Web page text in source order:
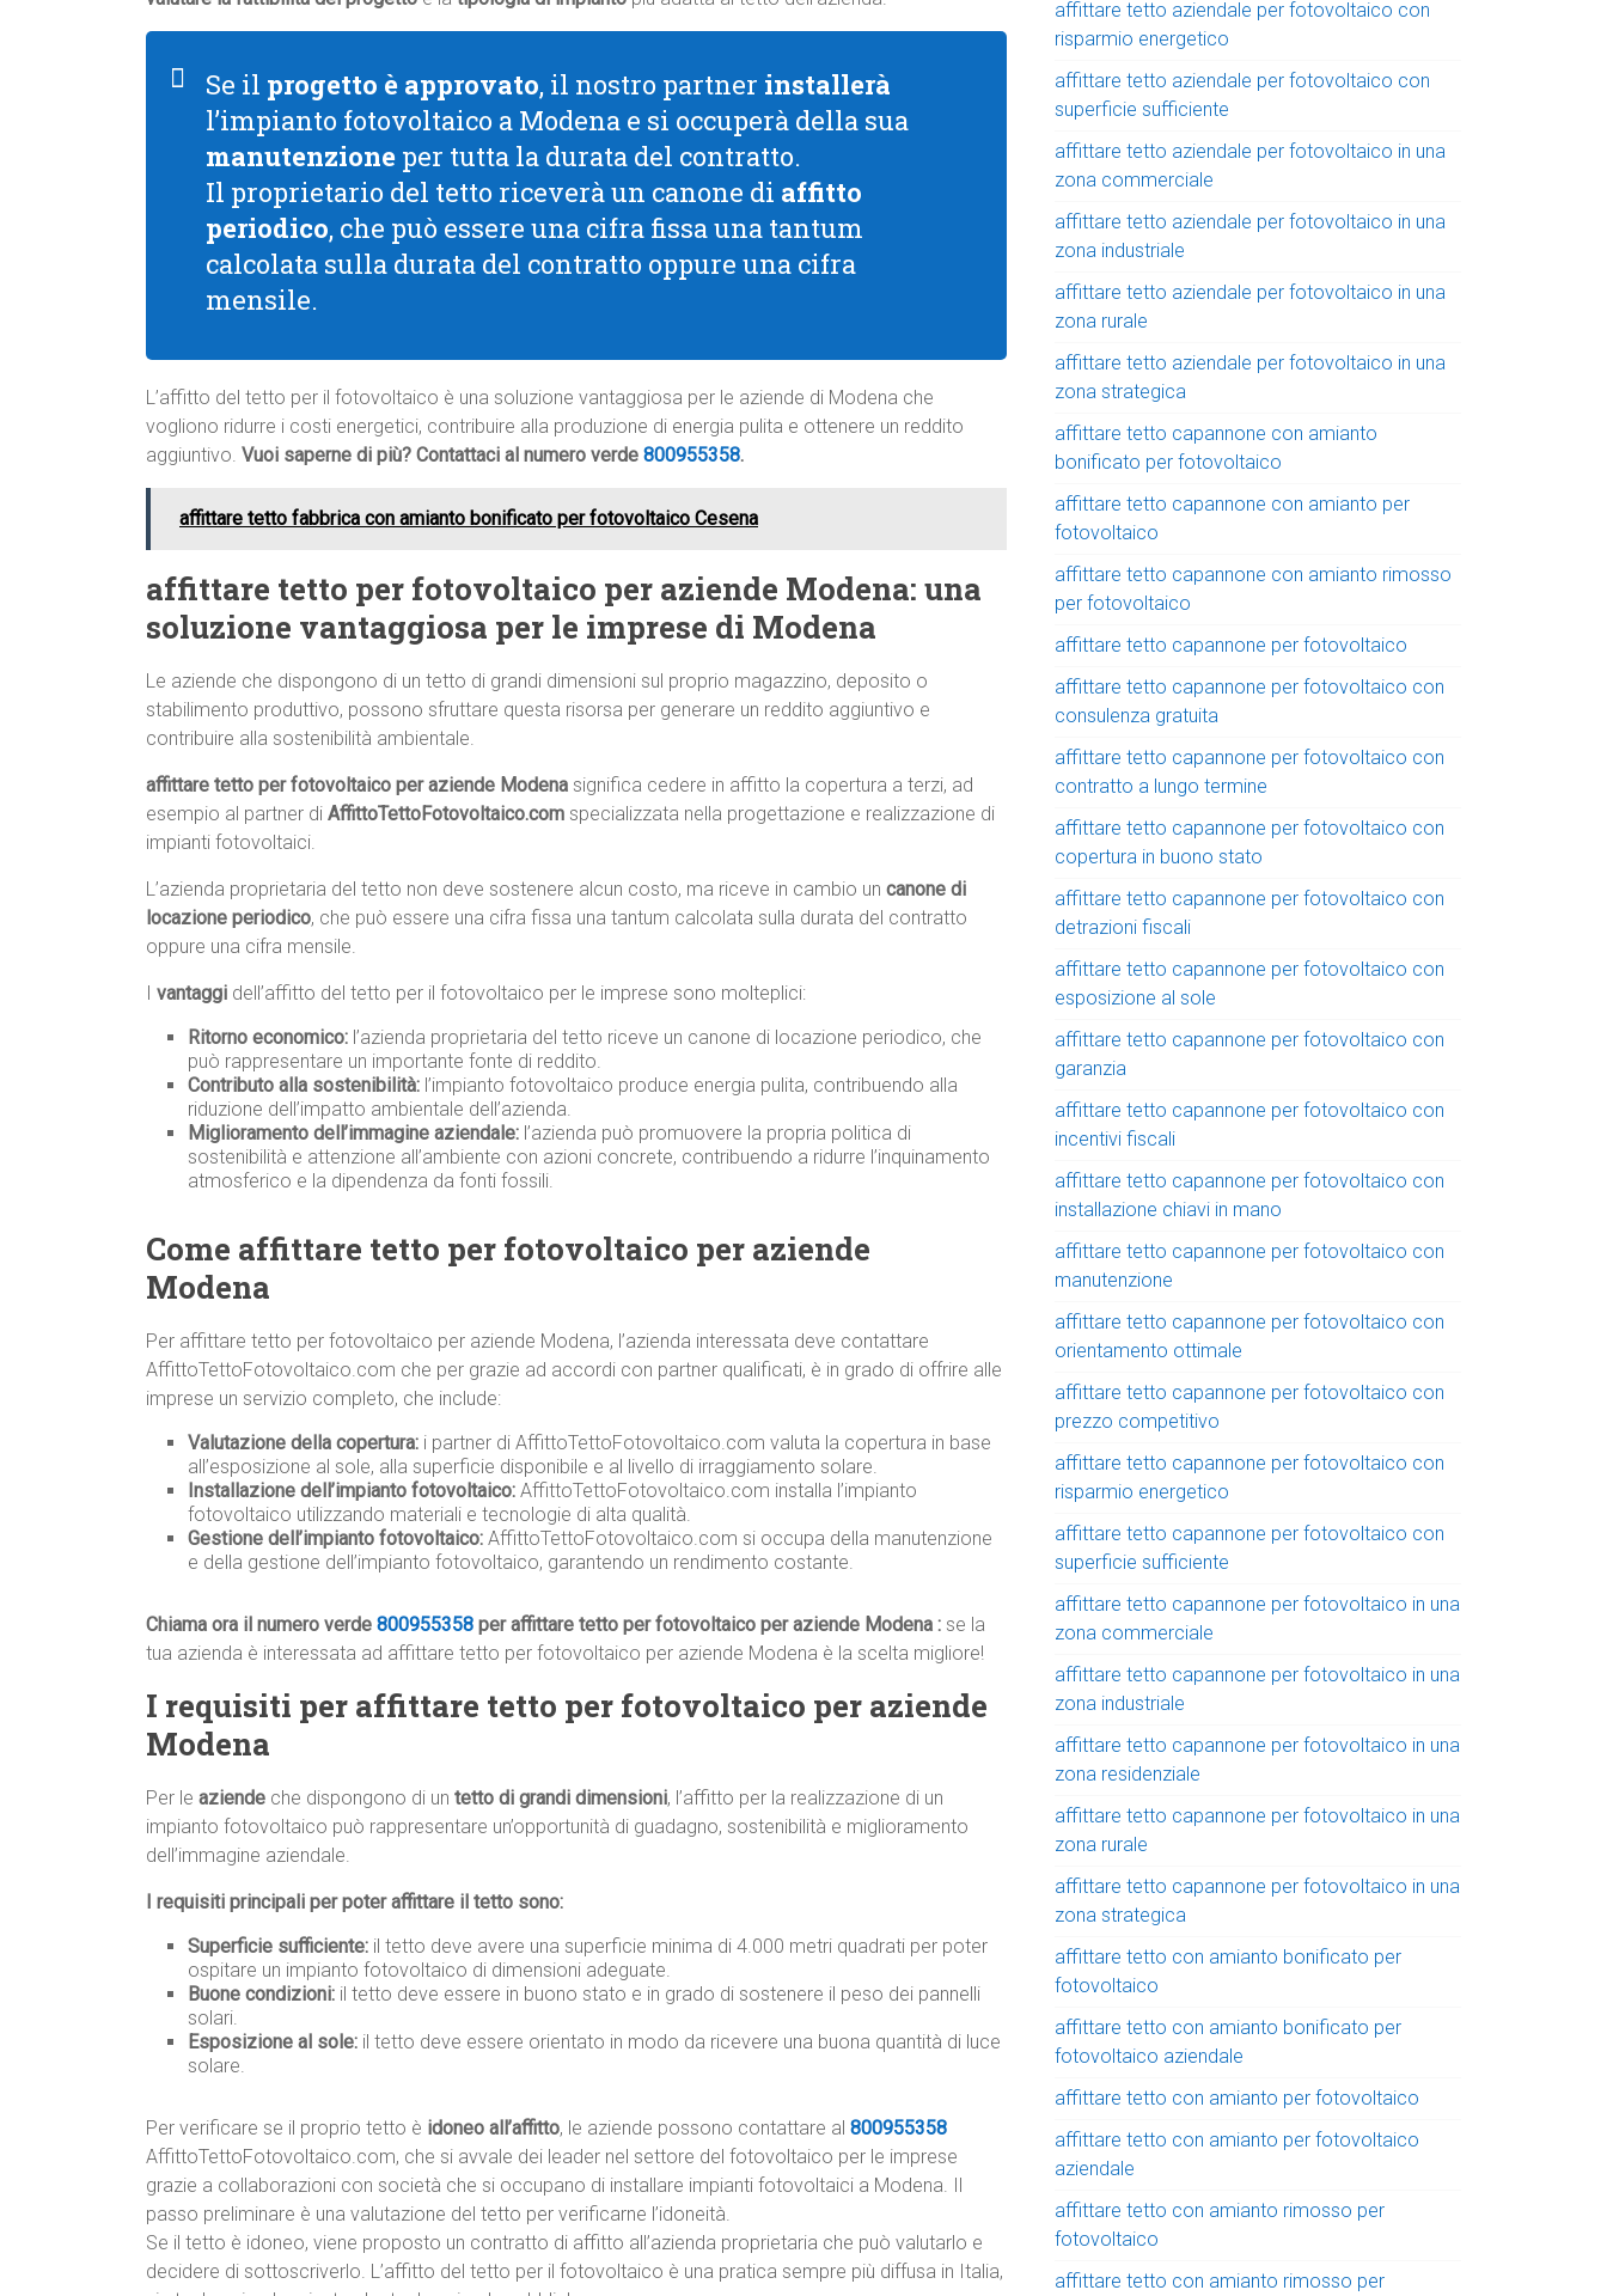
Se il progetto è approvato, il nostro partner installerà
l’impianto fotovoltaico a Modena e si occuperà della sua
manutenzione per tutta la durata del contratto.
Il proprietario del tetto riceverà un canone di affitto
periodico, che può essere una cifra fissa una tantum
calcolata sulla durata del contratto oppure una cifra
mensile.
L’affitto del tetto per il fotovoltaico è una soluzione vantaggiosa per le aziende di Modena che
vogliono ridurre i costi energetici, contribuire alla produzione di energia pulita e ottenere un reddito
aggiuntivo. Vuoi saperne di più? Contattaci al numero verde 800955358.
affittare tetto fabbrica con amianto bonificato per fotovoltaico Cesena
affittare tetto per fotovoltaico per aziende Modena: una
soluzione vantaggiosa per le imprese di Modena
Le aziende che dispongono di un tetto di grandi dimensioni sul proprio magazzino, deposito o
stabilimento produttivo, possono sfruttare questa risorsa per generare un reddito aggiuntivo e
contribuire alla sostenibilità ambientale.
affittare tetto per fotovoltaico per aziende Modena significa cedere in affitto la copertura a terzi, ad
esempio al partner di AffittoTettoFotovoltaico.com specializzata nella progettazione e realizzazione di
impianti fotovoltaici.
L’azienda proprietaria del tetto non deve sostenere alcun costo, ma riceve in cambio un canone di
locazione periodico, che può essere una cifra fissa una tantum calcolata sulla durata del contratto
oppure una cifra mensile.
vantaggi dell’affitto del tetto per il fotovoltaico per le imprese sono molteplici:
Ritorno economico: l’azienda proprietaria del tetto riceve un canone di locazione periodico, che
può rappresentare un importante fonte di reddito.
Contributo alla sostenibilità: l’impianto fotovoltaico produce energia pulita, contribuendo alla
riduzione dell’impatto ambientale dell’azienda.
Miglioramento dell’immagine aziendale: l’azienda può promuovere la propria politica di
sostenibilità e attenzione all’ambiente con azioni concrete, contribuendo a ridurre l’inquinamento
atmosferico e la dipendenza da fonti fossili.
Come affittare tetto per fotovoltaico per aziende
Modena
Per affittare tetto per fotovoltaico per aziende Modena, l’azienda interessata deve contattare
AffittoTettoFotovoltaico.com che per grazie ad accordi con partner qualificati, è in grado di offrire alle
imprese un servizio completo, che include:
Valutazione della copertura: i partner di AffittoTettoFotovoltaico.com valuta la copertura in base
all’esposizione al sole, alla superficie disponibile e al livello di irraggiamento solare.
Installazione dell’impianto fotovoltaico: AffittoTettoFotovoltaico.com installa l’impianto
fotovoltaico utilizzando materiali e tecnologie di alta qualità.
Gestione dell’impianto fotovoltaico: AffittoTettoFotovoltaico.com si occupa della manutenzione
e della gestione dell’impianto fotovoltaico, garantendo un rendimento costante.
Chiama ora il numero verde 800955358 per affittare tetto per fotovoltaico per aziende Modena : se la
tua azienda è interessata ad affittare tetto per fotovoltaico per aziende Modena è la scelta migliore!
I requisiti per affittare tetto per fotovoltaico per aziende
Modena
Per le aziende che dispongono di un tetto di grandi dimensioni, l’affitto per la realizzazione di un
impianto fotovoltaico può rappresentare un’opportunità di guadagno, sostenibilità e miglioramento
dell’immagine aziendale.
I requisiti principali per poter affittare il tetto sono:
Superficie sufficiente: il tetto deve avere una superficie minima di 4.000 metri quadrati per poter
ospitare un impianto fotovoltaico di dimensioni adeguate.
Buone condizioni: il tetto deve essere in buono stato e in grado di sostenere il peso dei pannelli
solari.
Esposizione al sole: il tetto deve essere orientato in modo da ricevere una buona quantità di luce
solare.
Per verificare se il proprio tetto è idoneo all’affitto, le aziende possono contattare al 800955358
AffittoTettoFotovoltaico.com, che si avvale dei leader nel settore del fotovoltaico per le imprese
grazie a collaborazioni con società che si occupano di installare impianti fotovoltaici a Modena. Il
passo preliminare è una valutazione del tetto per verificarne l’idoneità.
Se il tetto è idoneo, viene proposto un contratto di affitto all’azienda proprietaria che può valutarlo e
decidere di sottoscriverlo. L’affitto del tetto per il fotovoltaico è una pratica sempre più diffusa in Italia,
affittare tetto aziendale per fotovoltaico con
risparmio energetico
affittare tetto aziendale per fotovoltaico con
superficie sufficiente
affittare tetto aziendale per fotovoltaico in una
zona commerciale
affittare tetto aziendale per fotovoltaico in una
zona industriale
affittare tetto aziendale per fotovoltaico in una
zona rurale
affittare tetto aziendale per fotovoltaico in una
zona strategica
affittare tetto capannone con amianto
bonificato per fotovoltaico
affittare tetto capannone con amianto per
fotovoltaico
affittare tetto capannone con amianto rimosso
per fotovoltaico
affittare tetto capannone per fotovoltaico
affittare tetto capannone per fotovoltaico con
consulenza gratuita
affittare tetto capannone per fotovoltaico con
contratto a lungo termine
affittare tetto capannone per fotovoltaico con
copertura in buono stato
affittare tetto capannone per fotovoltaico con
detrazioni fiscali
affittare tetto capannone per fotovoltaico con
esposizione al sole
affittare tetto capannone per fotovoltaico con
garanzia
affittare tetto capannone per fotovoltaico con
incentivi fiscali
affittare tetto capannone per fotovoltaico con
installazione chiavi in mano
affittare tetto capannone per fotovoltaico con
manutenzione
affittare tetto capannone per fotovoltaico con
orientamento ottimale
affittare tetto capannone per fotovoltaico con
prezzo competitivo
affittare tetto capannone per fotovoltaico con
risparmio energetico
affittare tetto capannone per fotovoltaico con
superficie sufficiente
affittare tetto capannone per fotovoltaico in una
zona commerciale
affittare tetto capannone per fotovoltaico in una
zona industriale
affittare tetto capannone per fotovoltaico in una
zona residenziale
affittare tetto capannone per fotovoltaico in una
zona rurale
affittare tetto capannone per fotovoltaico in una
zona strategica
affittare tetto con amianto bonificato per
fotovoltaico
affittare tetto con amianto bonificato per
fotovoltaico aziendale
affittare tetto con amianto per fotovoltaico
affittare tetto con amianto per fotovoltaico
aziendale
affittare tetto con amianto rimosso per
fotovoltaico
affittare tetto con amianto rimosso per